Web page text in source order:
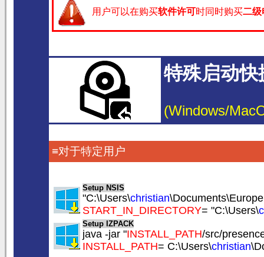
用户可以在购买软件许可时同时购买二级
特殊启动快
(Windows/
≡对于特定用户
Setup NSIS
"C:\Users\christian
START_IN_DIRECTORY= "C:\Users\
Setup IZPACK
java -jar "INSTALL_PATH/src/
INSTALL_PATH= C:\Users\christian